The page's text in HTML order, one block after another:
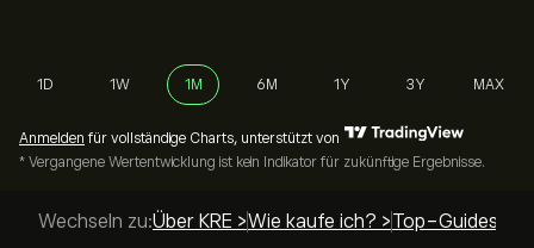
1D 1W 1M 6M 1Y 3Y MAX
Anmelden für vollständige Charts, unterstützt von
* Vergangene Wertentwicklung ist kein Indikator für zukünftige Ergebnisse.
Wechseln zu:Über KRE >Wie kaufe ich? >Top-Guides >